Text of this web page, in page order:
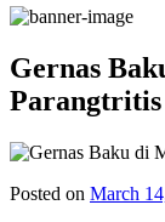
Gernas
Parangtritis
Posted on March